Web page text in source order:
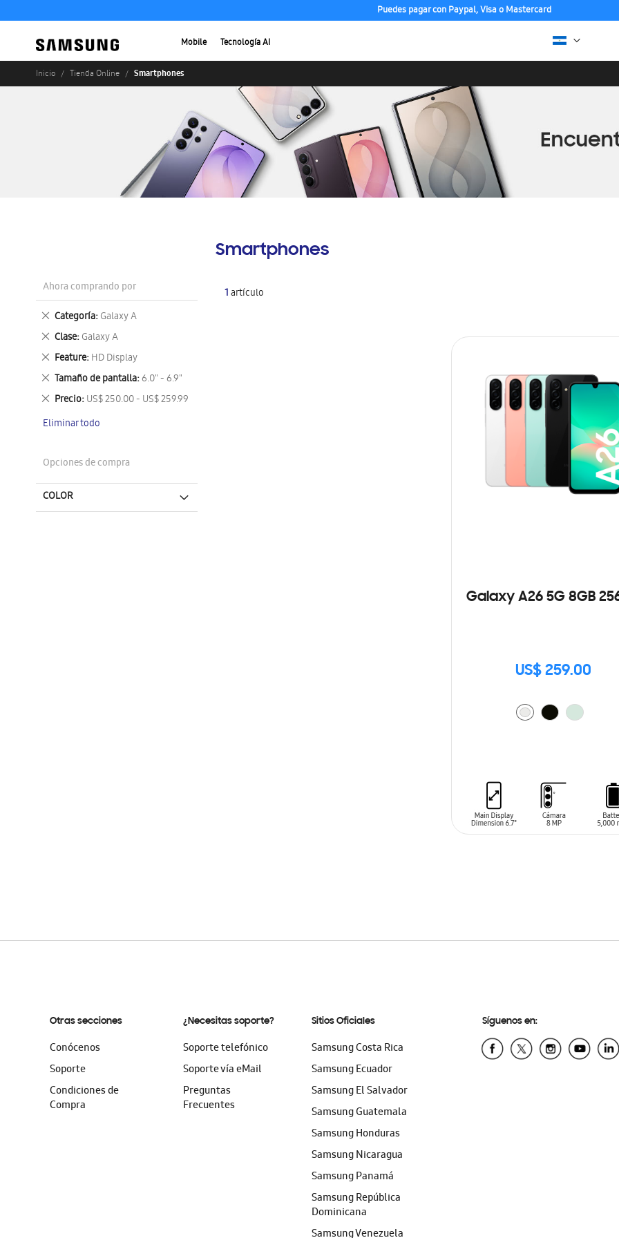
Puedes pagar con Paypal, Visa o Mastercard
Mobile Tecnología AI
Inicio Tienda Online Smartphones
Smartphones
1artículo
Galaxy A26 5G 8GB
US$ 259.00
Ahora comprando por
Categoría Galaxy A
Eliminar
este
artículo
Clase Galaxy A
Eliminar
este
artículo
Feature HD Display
Eliminar
este
artículo
Tamaño de pantalla 6.0" - 6.9"
Eliminar
este
artículo
Precio US$ 250.00 - US$ 259.99
Eliminar
artículo
Eliminar todo
Opciones de compra
COLOR
Otras secciones
Conócenos
Soporte
Condiciones de
Compra
¿Necesitas soporte?
Soporte telefónico
Soporte vía eMail
Preguntas
Frecuentes
Sitios Oficiales
Samsung Costa Rica
Samsung Ecuador
Samsung El Salvador
Samsung Guatemala
Samsung Honduras
Samsung Nicaragua
Samsung Panamá
Samsung República
Dominicana
Samsung Venezuela
Síguenos en: